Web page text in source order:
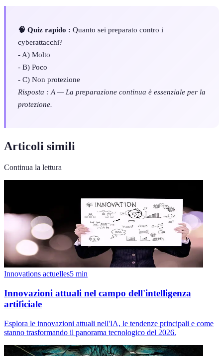
🧠 Quiz rapido : Quanto sei preparato contro i
cyberattacchi?
- A) Molto
- B) Poco
- C) Non protezione
Risposta : A — La preparazione continua è essenziale per la
protezione.
Articoli simili
Continua la lettura
Innovations actuelles5 min
Innovazioni attuali nel campo dell'intelligenza
artificiale
Esplora le innovazioni attuali nell'IA, le tendenze principali e come
stanno trasformando il panorama tecnologico del 2026.